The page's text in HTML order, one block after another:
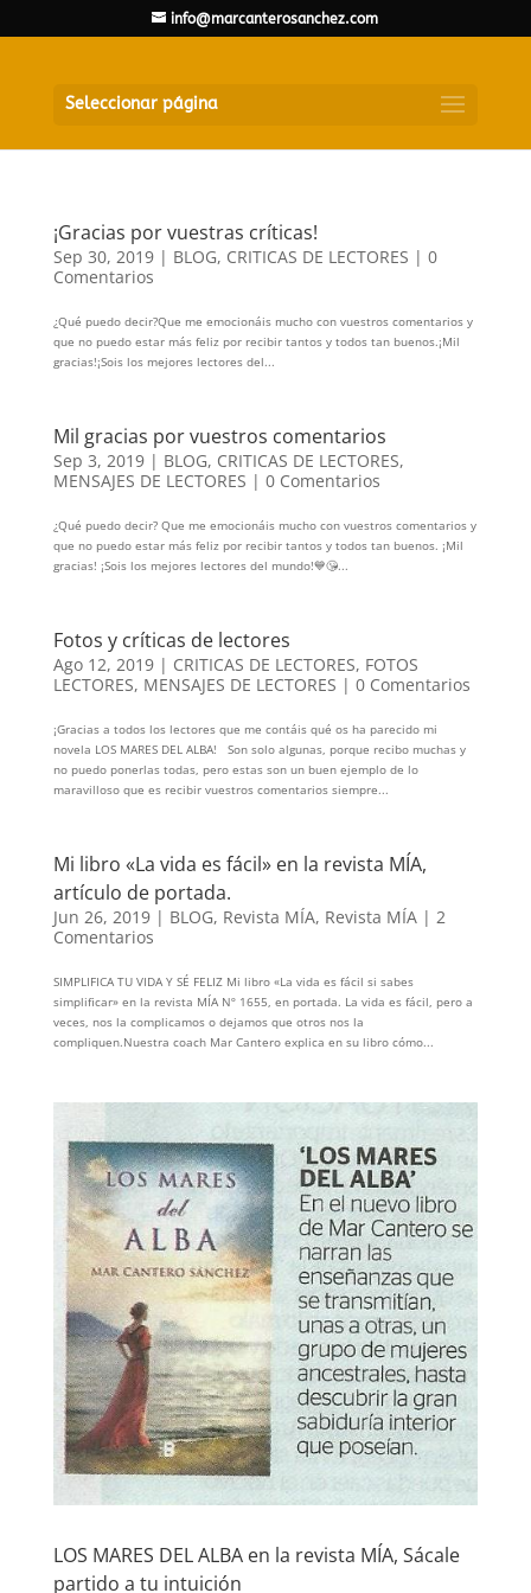
info@marcanterosanchez.com
Seleccionar página
¡Gracias por vuestras críticas!
Sep 30, 2019| BLOG, CRITICAS DE LECTORES | 0
Comentarios
¿Qué puedo decir?Que me emocionáis mucho con vuestros comentarios y
que no puedo estar más feliz por recibir tantos y todos tan buenos.¡Mil
gracias!¡Sois los mejores lectores del...
Mil gracias por vuestros comentarios
Sep 3, 2019| BLOG, CRITICAS DE LECTORES,
MENSAJES DE LECTORES | 0 Comentarios
¿Qué puedo decir? Que me emocionáis mucho con vuestros comentarios y
que no puedo estar más feliz por recibir tantos y todos tan buenos. ¡Mil
gracias! ¡Sois los mejores lectores del mundo!💙😘...
Fotos y críticas de lectores
Ago 12, 2019| CRITICAS DE LECTORES, FOTOS
LECTORES, MENSAJES DE LECTORES | 0 Comentarios
¡Gracias a todos los lectores que me contáis qué os ha parecido mi
novela LOS MARES DEL ALBA! Son solo algunas, porque recibo muchas y
no puedo ponerlas todas, pero estas son un buen ejemplo de lo
maravilloso que es recibir vuestros comentarios siempre...
Mi libro «La vida es fácil» en la revista MÍA,
artículo de portada.
Jun 26, 2019| BLOG, Revista MÍA, Revista MÍA| 2
Comentarios
SIMPLIFICA TU VIDA Y SÉ FELIZ Mi libro «La vida es fácil si sabes
simplificar» en la revista MÍA Nº 1655, en portada. La vida es fácil, pero a
veces, nos la complicamos o dejamos que otros nos la
compliquen.Nuestra coach Mar Cantero explica en su libro cómo...
LOS MARES DEL ALBA en la revista MÍA, Sácale
partido a tu intuición